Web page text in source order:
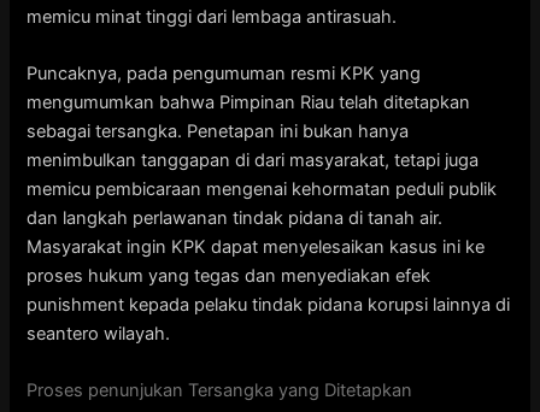
memicu minat tinggi dari lembaga antirasuah.
Puncaknya, pada pengumuman resmi KPK yang
mengumumkan bahwa Pimpinan Riau telah ditetapkan
sebagai tersangka. Penetapan ini bukan hanya
menimbulkan tanggapan di dari masyarakat, tetapi juga
memicu pembicaraan mengenai kehormatan peduli publik
dan langkah perlawanan tindak pidana di tanah air.
Masyarakat ingin KPK dapat menyelesaikan kasus ini ke
proses hukum yang tegas dan menyediakan efek
punishment kepada pelaku tindak pidana korupsi lainnya di
seantero wilayah.
Proses penunjukan Tersangka yang Ditetapkan